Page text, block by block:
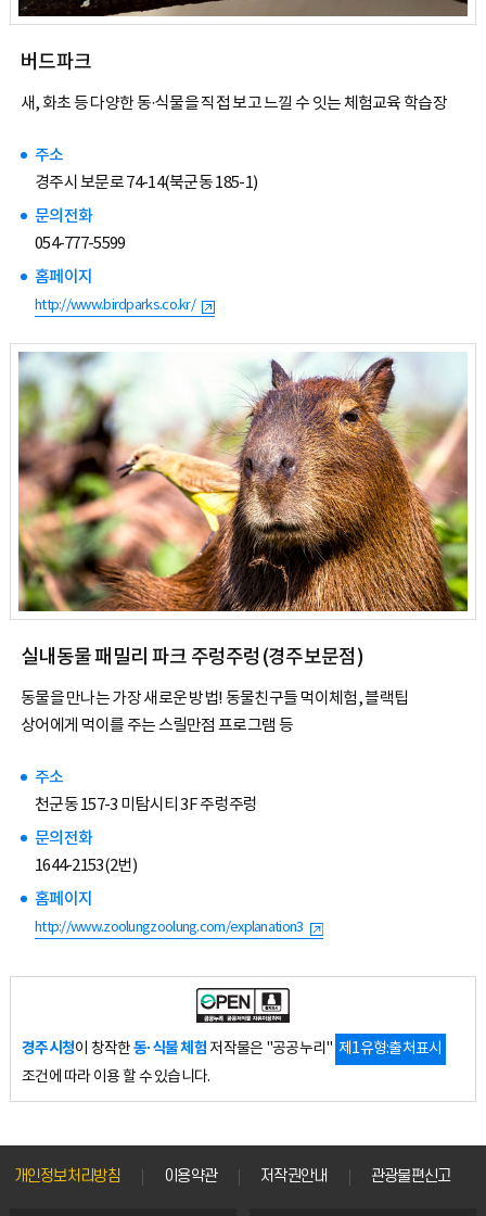
버드파크
새, 화초 등 다양한 동·식물을 직접 보고 느낄 수 잇는 체험교육 학습장
주소
경주시 보문로 74-14(북군동 185-1)
문의전화
054-777-5599
홈페이지
http://www.birdparks.co.kr/
실내동물 패밀리 파크 주렁주렁(경주보문점)
동물을 만나는 가장 새로운 방법! 동물친구들 먹이체험, 블랙팁
상어에게 먹이를 주는 스릴만점 프로그램 등
주소
천군동 157-3 미탐시티 3F 주렁주렁
문의전화
1644-2153(2번)
홈페이지
http://www.zoolungzoolung.com/explanation3
경주시청이 창작한동·식물 체험 저작물은 "공공누리" 제1유형:출처표시
조건에 따라 이용 할 수 있습니다.
개인정보처리방침 이용약관 저작권안내 관광불편신고